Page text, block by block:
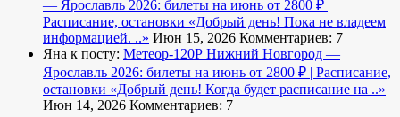
— Ярославль 2026: билеты на июнь от 2800 ₽ |
Расписание, остановки «Добрый день! Пока не владеем
информацией. ..» Июн 15, 2026 Комментариев: 7
Яна к посту: Метеор-120Р Нижний Новгород —
Ярославль 2026: билеты на июнь от 2800 ₽ | Расписание,
остановки «Добрый день! Когда будет расписание на ..»
Июн 14, 2026 Комментариев: 7